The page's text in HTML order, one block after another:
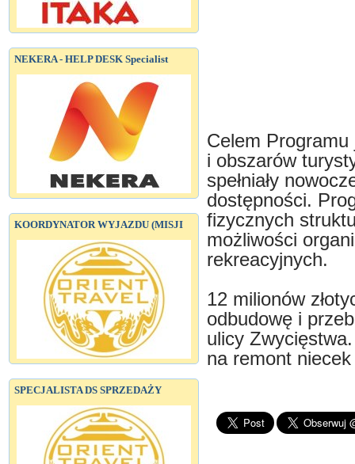
NEKERA - HELP DESK Specialist
KOORDYNATOR WYJAZDU (MISJI
SPECJALISTA DS SPRZEDAŻY
Celem
i obszarów
spełniały
dostępności.
fizycznych
możliwości
rekreacyjnych.
12 milionów
odbudowę i
ulicy
na remont